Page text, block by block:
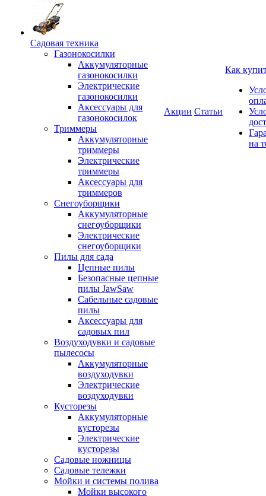
Садовая техника
Газонокосилки
Аккумуляторные
газонокосилки
Электрические
газонокосилки
Аксессуары для
газонокосилок
Триммеры
Аккумуляторные
триммеры
Электрические
триммеры
Аксессуары для
триммеров
Снегоуборщики
Аккумуляторные
снегоуборщики
Электрические
снегоуборщики
Пилы для сада
Цепные пилы
Безопасные цепные
пилы JawSaw
Сабельные садовые
пилы
Аксессуары для
садовых пил
Воздуходувки и садовые
пылесосы
Аккумуляторные
воздуходувки
Электрические
воздуходувки
Кусторезы
Аккумуляторные
кусторезы
Электрические
кусторезы
Садовые ножницы
Садовые тележки
Мойки и системы полива
Мойки высокого
Акции Статьи
Как
на